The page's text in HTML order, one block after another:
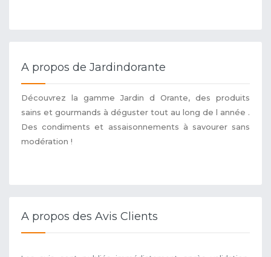
A propos de Jardindorante
Découvrez la gamme Jardin d Orante, des produits
sains et gourmands à déguster tout au long de l année .
Des condiments et assaisonnements à savourer sans
modération !
A propos des Avis Clients